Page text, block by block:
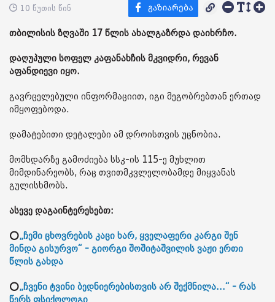
10 წუთის წინ
თბილისის ზღვაში 17 წლის ახალგაზრდა დაიხრჩო.
დაღუპული სოფელ კაფანახჩის მკვიდრი, რევან
აფანდიევი იყო.
გავრცელებული ინფორმაციით, იგი მეგობრებთან ერთად
იმყოფებოდა.
დამატებითი დეტალები ამ დროისთვის უცნობია.
მომხდარზე გამოძიება სსკ-ის 115-ე მუხლით
მიმდინარეობს, რაც თვითმკვლელობამდე მიყვანას
გულისხმობს.
ასევე დაგაინტერესებთ:
⭕„ჩემი ცხოვრების კაცი ხარ, ყველაფერი კარგი შენ
მინდა გისურვო“ - გიორგი შოშიტაშვილის ვაჟი ერთი
წლის გახდა
⭕„ჩვენი ტვინი ბედნიერებისთვის არ შექმნილა...“ - რას
წერს ფსიქოლოგი